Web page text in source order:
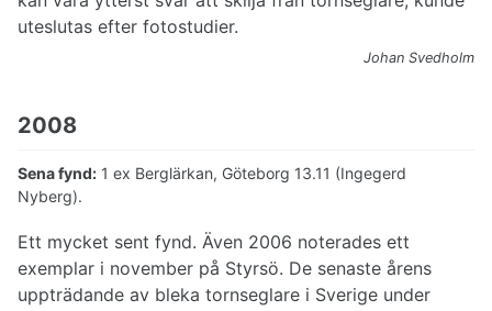
uteslutas efter fotostudier.
Johan Svedholm
2008
Sena fynd: 1 ex Berglärkan, Göteborg 13.11 (Ingegerd
Nyberg).
Ett mycket sent fynd. Även 2006 noterades ett
exemplar i november på Styrsö. De senaste årens
uppträdande av bleka tornseglare i Sverige under